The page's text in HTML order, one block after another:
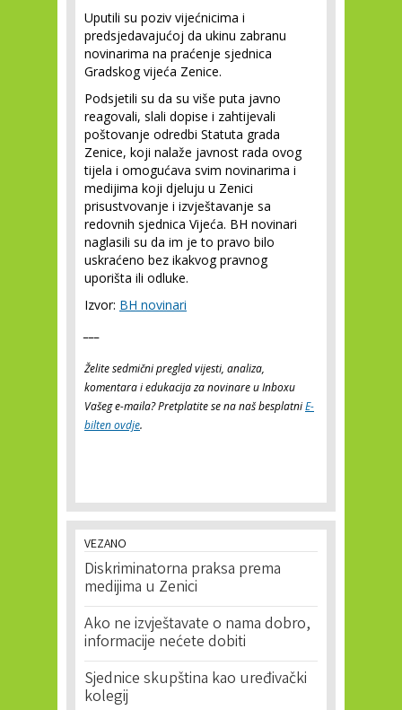
Uputili su poziv vijećnicima i
predsjedavajućoj da ukinu zabranu
novinarima na praćenje sjednica
Gradskog vijeća Zenice.
Podsjetili su da su više puta javno
reagovali, slali dopise i zahtijevali
poštovanje odredbi Statuta grada
Zenice, koji nalaže javnost rada ovog
tijela i omogućava svim novinarima i
medijima koji djeluju u Zenici
prisustvovanje i izvještavanje sa
redovnih sjednica Vijeća. BH novinari
naglasili su da im je to pravo bilo
uskraćeno bez ikakvog pravnog
uporišta ili odluke.
Izvor: BH novinari
Želite sedmični pregled vijesti, analiza,
komentara i edukacija za novinare u Inboxu
Vašeg e-maila? Pretplatite se na naš besplatniE-
bilten ovdje.
VEZANO
Diskriminatorna praksa prema
medijima u Zenici
Ako ne izvještavate o nama dobro,
informacije nećete dobiti
Sjednice skupština kao uređivački
kolegij